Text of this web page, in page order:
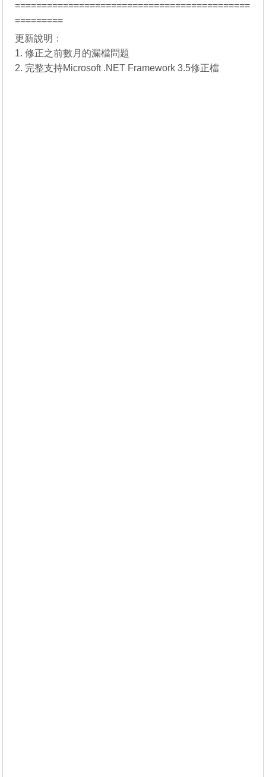
============================================
=========
更新說明：
1. 修正之前數月的漏檔問題
2. 完整支持Microsoft .NET Framework 3.5修正檔